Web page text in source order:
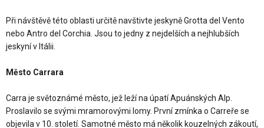
Při návštěvě této oblasti určitě navštivte jeskyně Grotta del Vento
nebo Antro del Corchia. Jsou to jedny z nejdelších a nejhlubších
jeskyní v Itálii.
Město Carrara
Carra je světoznámé město, jež leží na úpatí Apuánských Alp.
Proslavilo se svými mramorovými lomy. První zmínka o Carreře se
objevila v 10. století. Samotné město má několik kouzelných zákoutí,